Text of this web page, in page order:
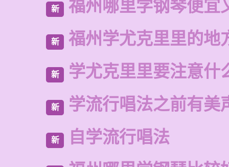
新 福州哪里学钢琴便宜
新 福州学尤克里里的地
新 学尤克里里要注意什
新 学流行唱法之前有美
新 自学流行唱法